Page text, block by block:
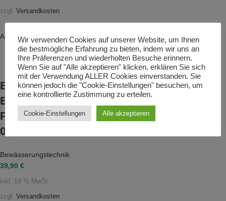
zzgl. Versandkosten
Ausverkauft
Bewässerungsset
Economy für 20
Pflanzen, Förderhöhe
0,5 m
Bewässerungstechnik
39,90 €
inkl. 19 % MwSt.
zzgl. Versandkosten
Wir verwenden Cookies auf unserer Website, um Ihnen
die bestmögliche Erfahrung zu bieten, indem wir uns an
Ihre Präferenzen und wiederholten Besuche erinnern.
Wenn Sie auf "Alle akzeptieren" klicken, erklären Sie sich
mit der Verwendung ALLER Cookies einverstanden. Sie
können jedoch die "Cookie-Einstellungen" besuchen, um
eine kontrollierte Zustimmung zu erteilen.
Cookie-Einstellungen Alle akzeptieren